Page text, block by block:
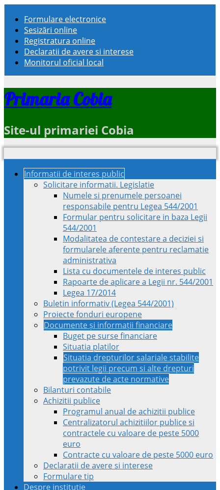
Formulare electronice
Sesizări online
Registratura online
Declaratii de avere si interese
Monitorul oficial local
Primaria Cobia
Site-ul primariei Cobia
Informatii de interes public
Solicitare informatii. Legislatie
Numele si prenumele persoanei
responsabile pentru Legea 544/2001
Formular pentru solicitare in baza Legii
544/2001
Modalitatea de contestare a deciziei si
formularele aferente pentru reclamatie
administrativa
Lista cu documentele de interes public
Rapoarte de aplicare a Legii nr. 544/2001
Legea 17/2014
Buletin informativ (Legea 544/2001)
Proiecte fonduri europene
Documente și informații financiare
Buget pe surse financiare
Situatia platilor
Situatia drepturilor salariale stabilite
potrivit legii precum si alte drepturi
prevazute de acte normative
Bilanturi contabile
Achizitii publice
Programul anual de achizitii publice
Centralizatorul achizitiilor publice si
contractele cu valoare de peste 5000
euro
Contracte cu valoare de peste 5000 euro
Declaratii de avere si interese
Formulare tip
Despre institutie